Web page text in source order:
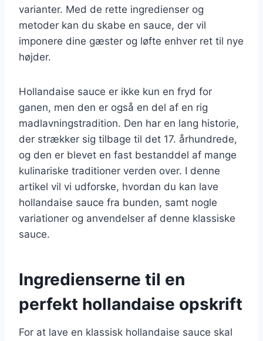
varianter. Med de rette ingredienser og
metoder kan du skabe en sauce, der vil
imponere dine gæster og løfte enhver ret til nye
højder.
Hollandaise sauce er ikke kun en fryd for
ganen, men den er også en del af en rig
madlavningstradition. Den har en lang historie,
der strækker sig tilbage til det 17. århundrede,
og den er blevet en fast bestanddel af mange
kulinariske traditioner verden over. I denne
artikel vil vi udforske, hvordan du kan lave
hollandaise sauce fra bunden, samt nogle
variationer og anvendelser af denne klassiske
sauce.
Ingredienserne til en
perfekt hollandaise opskrift
For at lave en klassisk hollandaise sauce skal